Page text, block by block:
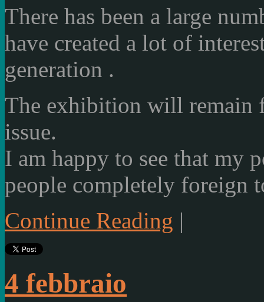
There has been a large
have created a lot of
generation .
The exhibition will remain
issue.
I am happy to see that my
people completely foreign
Continue Reading |
4 febbraio